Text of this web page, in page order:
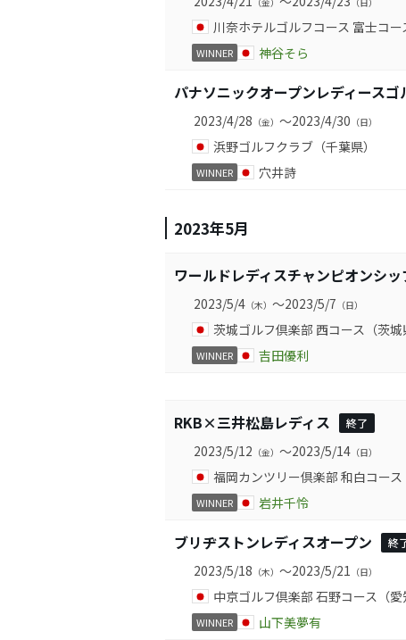
川奈ホテルゴルフコース 富士コー
WINNER 神谷そら
パナソニックオープンレディースゴ
2023/4/28 （金） ～2023/4/30 （日）
浜野ゴルフクラブ（千葉県）
WINNER 穴井詩
2023年5月
ワールドレディスチャンピオンシ
2023/5/4 （木） ～2023/5/7 （日）
茨城ゴルフ倶楽部 西コース（茨城
WINNER 吉田優利
RKB×三井松島レディス 終了
2023/5/12 （金） ～2023/5/14 （日）
福岡カンツリー倶楽部 和白コース
WINNER 岩井千怜
ブリヂストンレディスオープン 終
2023/5/18 （木） ～2023/5/21 （日）
中京ゴルフ倶楽部 石野コース（愛
WINNER 山下美夢有